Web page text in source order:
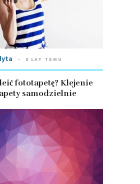
8 LAT TEMU
fototapetę? Klejenie
samodzielnie